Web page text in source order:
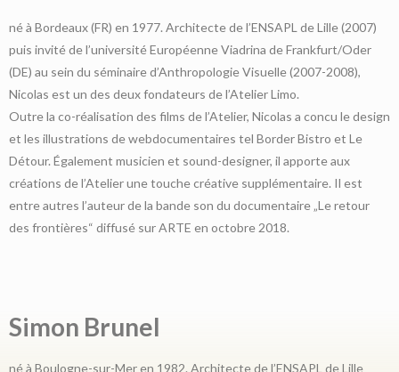
né à Bordeaux (FR) en 1977. Architecte de l’ENSAPL de Lille (2007)
puis invité de l’université Européenne Viadrina de Frankfurt/Oder
(DE) au sein du séminaire d’Anthropologie Visuelle (2007-2008),
Nicolas est un des deux fondateurs de l’Atelier Limo.
Outre la co-réalisation des films de l’Atelier, Nicolas a concu le design
et les illustrations de webdocumentaires tel Border Bistro et Le
Détour. Également musicien et sound-designer, il apporte aux
créations de l’Atelier une touche créative supplémentaire. Il est
entre autres l’auteur de la bande son du documentaire „Le retour
des frontières“ diffusé sur ARTE en octobre 2018.
Simon Brunel
né à Boulogne-sur-Mer en 1982. Architecte de l’ENSAPL de Lille